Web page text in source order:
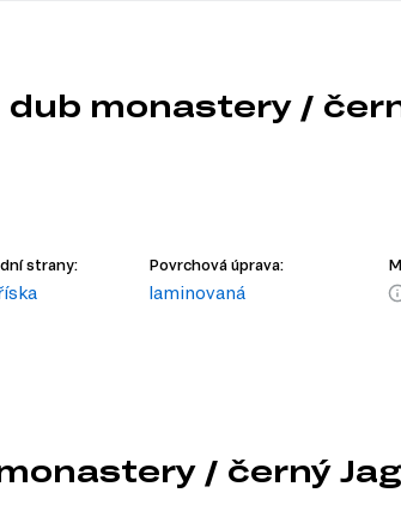
monastery /
strany: Povrchová úprava:
laminovaná
/ černý